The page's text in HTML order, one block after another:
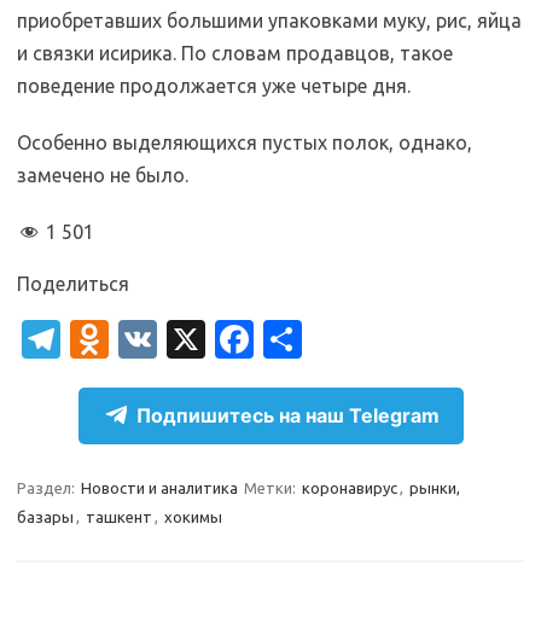
приобретавших большими упаковками муку, рис, яйца
и связки исирика. По словам продавцов, такое
поведение продолжается уже четыре дня.
Особенно выделяющихся пустых полок, однако,
замечено не было.
1 501
Поделиться
T
el
gr
a
m
O
d
n
o
kl
as
V
K
X
Fa
c
e
b
o
т
п
р
а
Подпишитесь на наш Telegram
Раздел: Новости и аналитика Метки: коронавирус, рынки,
базары , ташкент , хокимы